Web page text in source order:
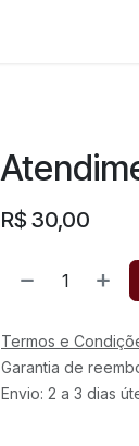
R$ 30,00
Termos e
Garantia de
Envio: 2 a 3 dias